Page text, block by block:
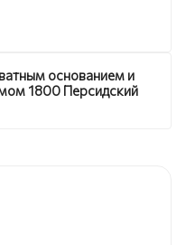
основанием и
1800 Персидский